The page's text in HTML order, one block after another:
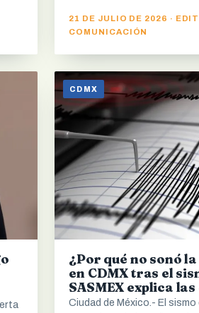
21 DE JULIO DE 2026 ·
COMUNICACIÓN
CDMX
¿Por qué no sonó
en CDMX tras el
SASMEX explica
Ciudad de México.- El